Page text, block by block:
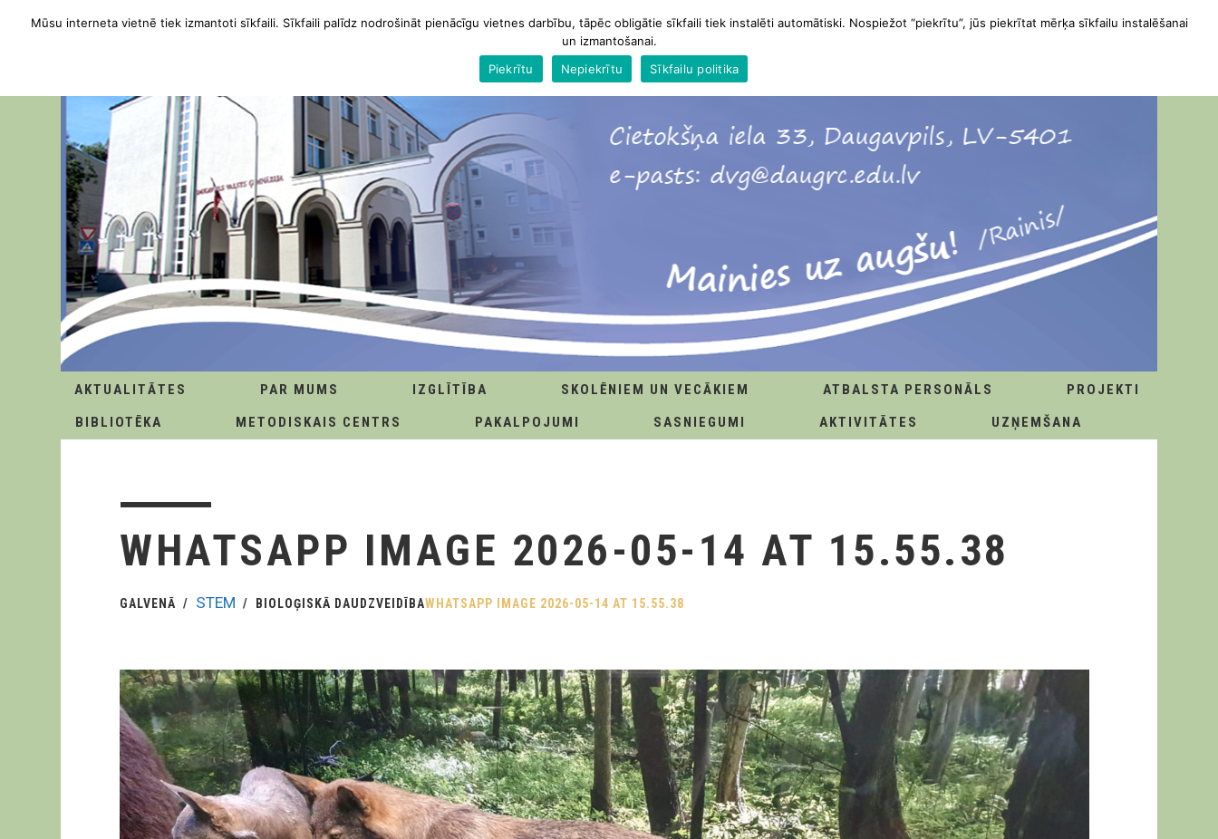
AKTUALITĀTES PAR MUMS IZGLĪTĪBA SKOLĒNIEM UN VECĀKIEM ATBALSTA PERSONĀLS
PROJEKTI
BIBLIOTĒKA
METODISKAIS CENTRS PAKALPOJUMI SASNIEGUMI AKTIVITĀTES UZŅEMŠANA
WHATSAPP IMAGE 2026-05-14 AT 15.55.38
GALVENĀ STEM BIOLOĢISKĀ DAUDZVEIDĪBAWHATSAPP IMAGE 2026-05-14 AT 15.55.38
Mūsu interneta vietnē tiek izmantoti sīkfaili. Sīkfaili palīdz nodrošināt pienācīgu vietnes darbību, tāpēc obligātie sīkfaili tiek instalēti automātiski. Nospiežot “piekrītu”, jūs piekrītat mērķa sīkfailu instalēšanai
un izmantošanai.
Piekrītu
Nepiekrītu Sīkfailu politika